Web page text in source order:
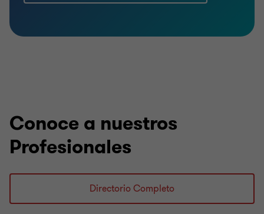
Conoce a nuestros
Profesionales
Directorio Completo